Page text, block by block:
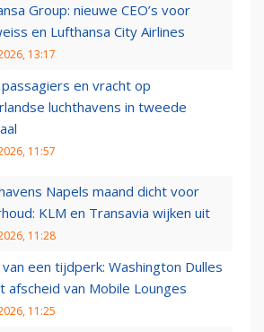
Group: nieuwe CEO’s voor
en Lufthansa City Airlines
13:17
en vracht op
luchthavens in tweede
11:57
Napels maand dicht voor
KLM en Transavia wijken uit
11:28
van een tijdperk: Washington Dulles
afscheid van Mobile Lounges
11:25